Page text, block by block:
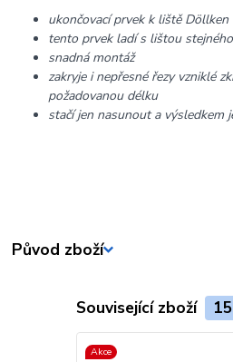
ukončovací prvek k liště Döllken
tento prvek ladí s lištou
snadná montáž
zakryje i nepřesné řezy vzniklé
požadovanou délku
stačí jen nasunout a výsledkem
Původ zboží
Související zboží 15
Akce